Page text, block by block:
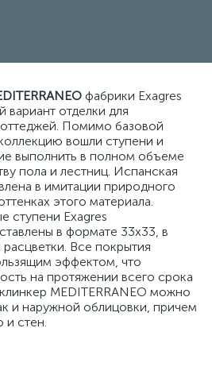
фабрики Exagres
отделки для
Помимо базовой
вошли ступени и
выполнить в полном объеме
пола и лестниц. Испанская
в имитации природного
этого материала.
ступени Exagres
в формате 33х33, в
Все покрытия
эффектом, что
на протяжении всего срока
MEDITERRANEO можно
и наружной облицовки, причем
и стен.